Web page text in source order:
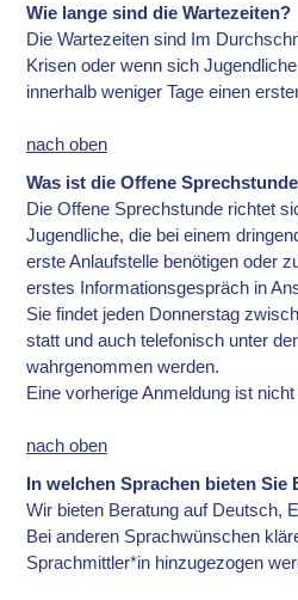
Wie lange sind die Wartezeiten?
Die Wartezeiten sind Im
Krisen oder wenn sich
innerhalb weniger Tage einen
nach oben
Was ist die Offene
Die Offene Sprechstunde richtet
Jugendliche, die bei einem
erste Anlaufstelle benötigen oder
erstes Informationsgespräch in
Sie findet jeden Donnerstag
statt und auch telefonisch unter
wahrgenommen werden.
Eine vorherige Anmeldung ist
nach oben
In welchen Sprachen bieten Sie
Wir bieten Beratung auf Deutsch,
Bei anderen Sprachwünschen
Sprachmittler*in hinzugezogen